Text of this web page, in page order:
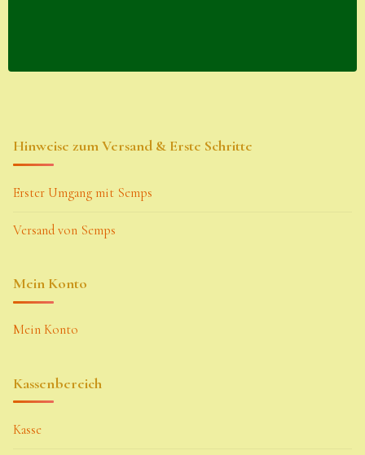
Hinweise zum Versand & Erste Schritte
Erster Umgang mit Semps
Versand von Semps
Mein Konto
Mein Konto
Kassenbereich
Kasse